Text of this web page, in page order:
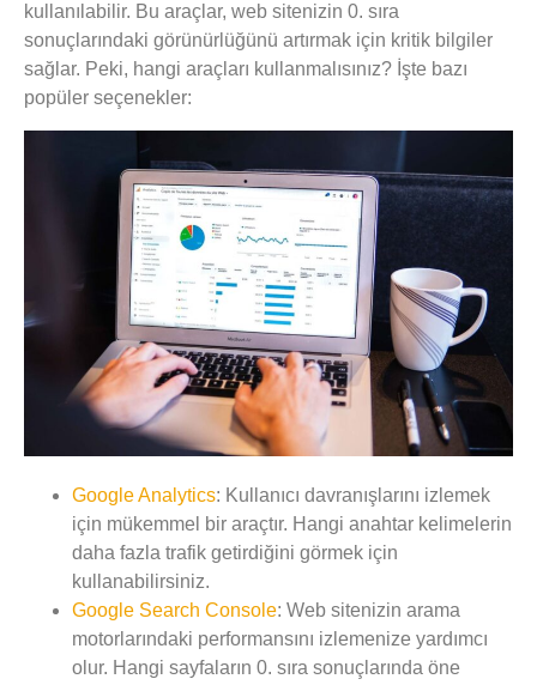
kullanılabilir. Bu araçlar, web sitenizin 0. sıra
sonuçlarındaki görünürlüğünü artırmak için kritik bilgiler
sağlar. Peki, hangi araçları kullanmalısınız? İşte bazı
popüler seçenekler:
Google Analytics: Kullanıcı davranışlarını izlemek
için mükemmel bir araçtır. Hangi anahtar kelimelerin
daha fazla trafik getirdiğini görmek için
kullanabilirsiniz.
Google Search Console: Web sitenizin arama
motorlarındaki performansını izlemenize yardımcı
olur. Hangi sayfaların 0. sıra sonuçlarında öne